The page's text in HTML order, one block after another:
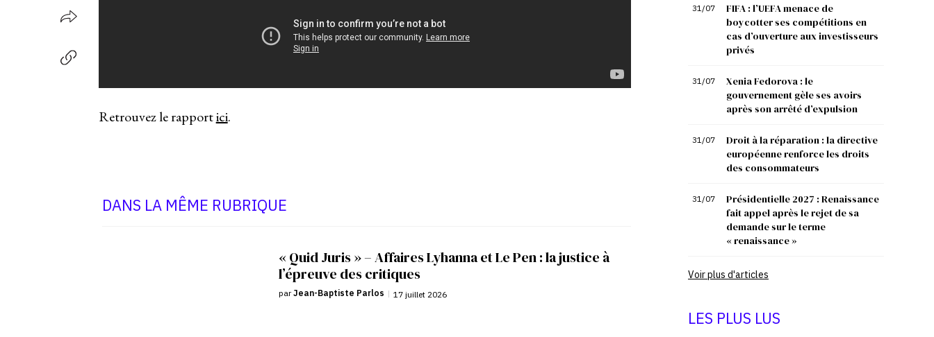
Retrouvez le rapportici.
DANS LA MÊME RUBRIQUE
« Quid Juris » – Affaires Lyhanna et Le Pen : la justice à
l’épreuve des critiques
parJean-Baptiste Parlos | 17 juillet 2026
31/07
FIFA : l’UEFA menace de
boycotter ses compétitions en
cas d’ouverture aux investisseurs
privés
31/07
Xenia Fedorova : le
gouvernement gèle ses avoirs
après son arrêté d’expulsion
31/07
Droit à la réparation : la directive
européenne renforce les droits
des consommateurs
31/07
Présidentielle 2027 : Renaissance
fait appel après le rejet de sa
demande sur le terme
« renaissance »
Voir plus d'articles
LES PLUS LUS